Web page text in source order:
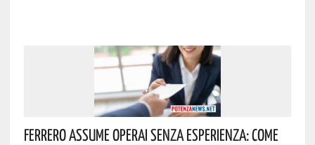
Ferrero Assume Operai Senza Esperienza: Come